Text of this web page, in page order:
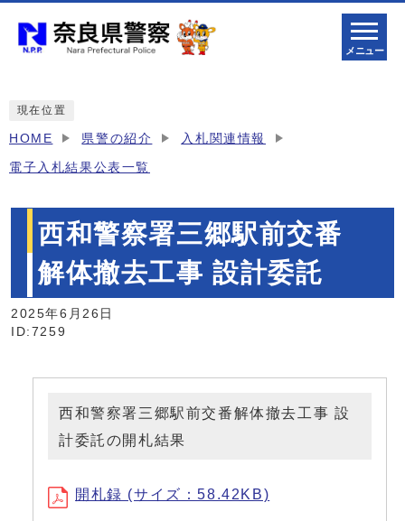
メニュー
現在位置
HOME 県警の紹介 入札関連情報
電子入札結果公表一覧
西和警察署三郷駅前交番
解体撤去工事 設計委託
2025年6月26日
ID:7259
西和警察署三郷駅前交番解体撤去工事 設
計委託の開札結果
開札録 (サイズ：58.42KB)